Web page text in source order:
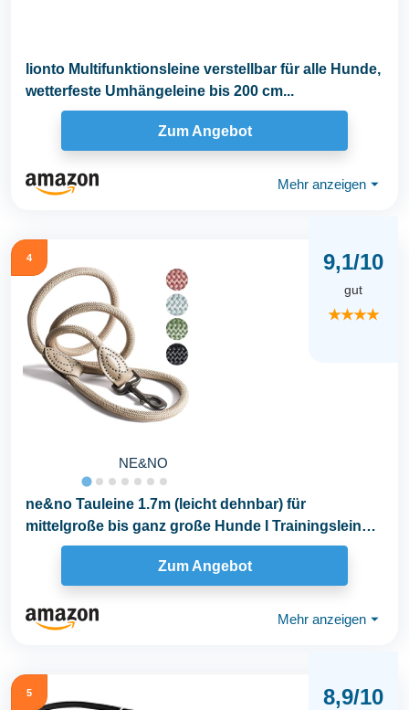
lionto Multifunktionsleine verstellbar für alle Hunde,
wetterfeste Umhängeleine bis 200 cm...
Zum Angebot
Mehr anzeigen ⏷
4
NE&NO
9,1/10
gut
★★★★
ne&no Tauleine 1.7m (leicht dehnbar) für
mittelgroße bis ganz große Hunde I Trainingsleine
Zum Angebot
Mehr anzeigen ⏷
5 8,9/10